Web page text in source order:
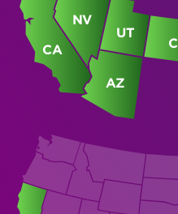
CA
NV
AZ
UT